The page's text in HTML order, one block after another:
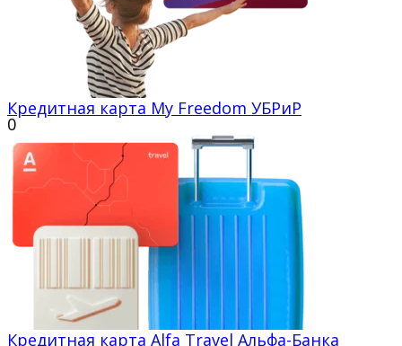
Кредитная карта My Freedom УБРиР
0
Кредитная карта Alfa Travel Альфа-Банка